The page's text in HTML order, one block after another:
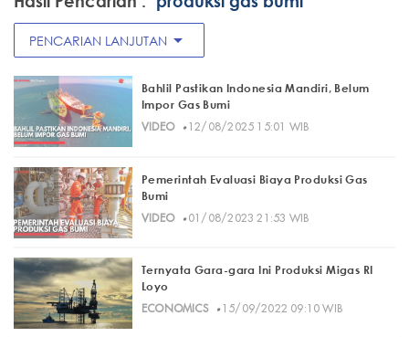
PENCARIAN LANJUTAN arrow_drop_down
Bahlil Pastikan Indonesia Mandiri, Belum
Impor Gas Bumi
VIDEO· 12/08/2025 15:01 WIB
Pemerintah Evaluasi Biaya Produksi Gas
Bumi
VIDEO· 01/08/2023 21:53 WIB
Ternyata Gara-gara Ini Produksi Migas RI
Loyo
ECONOMICS· 15/09/2022 09:10 WIB